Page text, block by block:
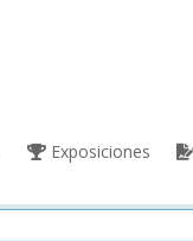
Exposiciones